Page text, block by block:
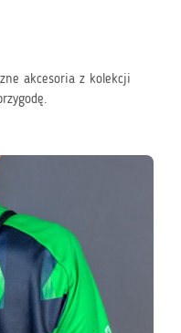
akcesoria z kolekcji